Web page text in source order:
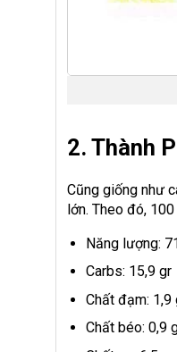
2. Thành
Cũng giống như
lớn. Theo đó,
Năng lượng:
Carbs: 15,9 gr
Chất đạm: 1,9
Chất béo: 0,9